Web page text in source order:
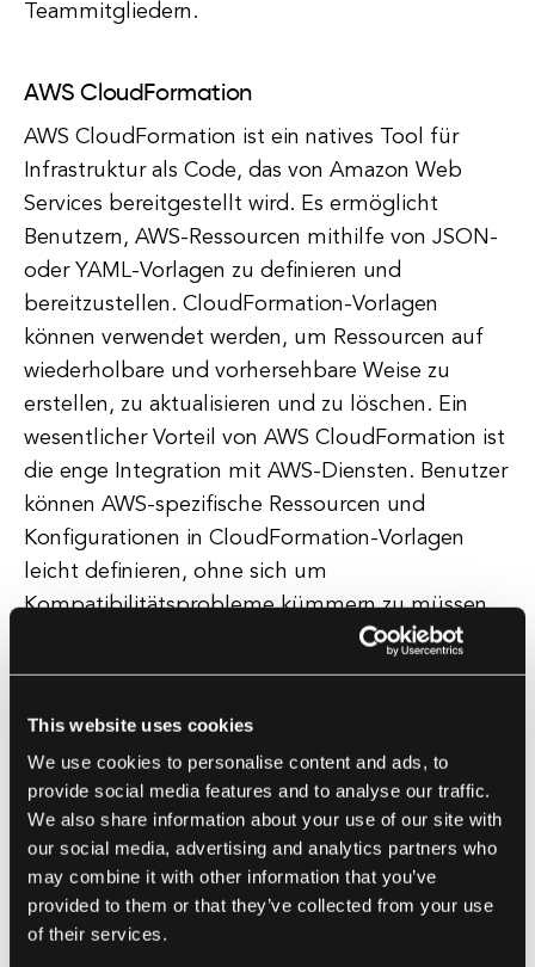
This website uses cookies
We use cookies to personalise content and ads, to
provide social media features and to analyse our traffic.
We also share information about your use of our site with
our social media, advertising and analytics partners who
may combine it with other information that you’ve
provided to them or that they’ve collected from your use
of their services.
Teammitgliedern.
AWS CloudFormation
AWS CloudFormation ist ein natives Tool für
Infrastruktur als Code, das von Amazon Web
Services bereitgestellt wird. Es ermöglicht
Benutzern, AWS-Ressourcen mithilfe von JSON-
oder YAML-Vorlagen zu definieren und
bereitzustellen. CloudFormation-Vorlagen
können verwendet werden, um Ressourcen auf
wiederholbare und vorhersehbare Weise zu
erstellen, zu aktualisieren und zu löschen. Ein
wesentlicher Vorteil von AWS CloudFormation ist
die enge Integration mit AWS-Diensten. Benutzer
können AWS-spezifische Ressourcen und
Konfigurationen in CloudFormation-Vorlagen
leicht definieren, ohne sich um
Kompatibilitätsprobleme kümmern zu müssen.
CloudFormation bietet auch Funktionen wie
verschachtelte Stapel, referenzierte Stapel über
Stapelrichtlinien, die eine detailliertere Kontrolle
über die Bereitstellung und Verwaltung von
Ressourcen ermöglichen. Darüber hinaus
unterstützt CloudFormation die Drift-Erkennung,
die den Benutzern hilft, Abweichungen zwischen
dem gewünschten Zustand der Infrastruktur und
dem tatsächlichen Zustand zu identifizieren.